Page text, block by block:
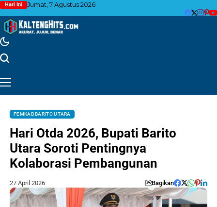
Hari Ini Jumat, 7 Agustus 2026
PEMKAB BARITO UTARA
Hari Otda 2026, Bupati Barito
Utara Soroti Pentingnya
Kolaborasi Pembangunan
27 April 2026 Bagikan